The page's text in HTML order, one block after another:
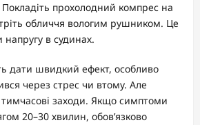
Покладіть прохолодний компрес на
обличчя вологим рушником. Це
в судинах.
дати швидкий ефект, особливо
через стрес чи втому. Але
заходи. Якщо симптоми
20–30 хвилин, обов’язково